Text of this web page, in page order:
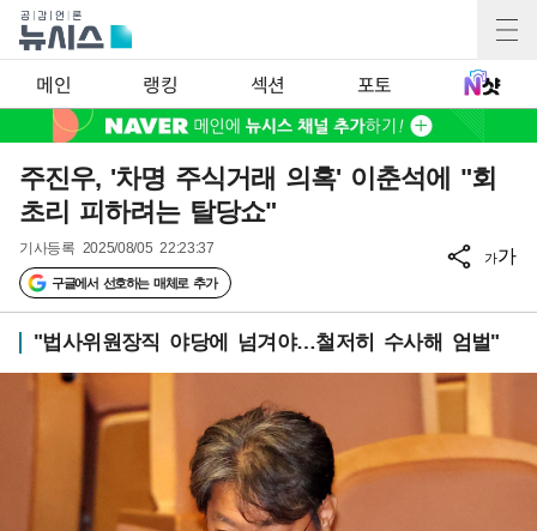
메인 랭킹 섹션 포토
주진우, '차명 주식거래 의혹' 이춘석에 "회
초리 피하려는 탈당쇼"
기사등록 2025/08/05 22:23:37
구글에서 선호하는 매체로 추가
가가
"법사위원장직 야당에 넘겨야…철저히 수사해 엄벌"